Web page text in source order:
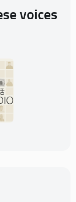
voices